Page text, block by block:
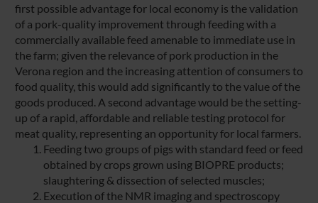
first possible advantage for local economy is the validation
of a pork-quality improvement through feeding with a
commercially available feed amenable to immediate use in
the farm; given the relevance of pork production in the
Verona region and the increasing attention of consumers to
food quality, this would add significantly to the value of the
goods produced. A second advantage would be the setting-
up of a rapid, affordable and reliable testing protocol for
meat quality, representing an opportunity for local farmers.
Feeding two groups of pigs with standard feed or feed
obtained by crops grown using BIOPRE products;
slaughtering & dissection of selected muscles;
Execution of the NMR imaging and spectroscopy